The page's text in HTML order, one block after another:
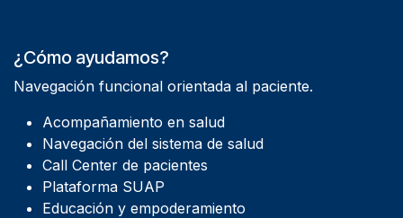
¿Cómo ayudamos?
Navegación funcional orientada al paciente.
Acompañamiento en salud
Navegación del sistema de salud
Call Center de pacientes
Plataforma SUAP
Educación y empoderamiento